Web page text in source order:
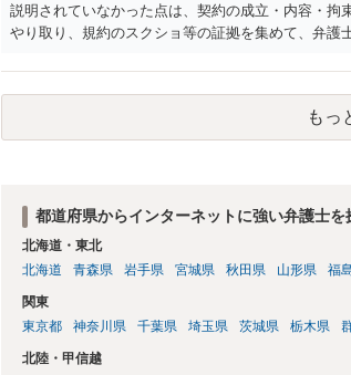
説明されていなかった点は、契約の成立・内容・
やり取り、規約のスクショ等の証拠を集めて、弁
もっ
都道府県からインターネットに強い弁護士を
北海道・東北
北海道
青森県 岩手県 宮城県 秋田県 山形県 福
関東
東京都
神奈川県 千葉県 埼玉県 茨城県 栃木県
北陸・甲信越